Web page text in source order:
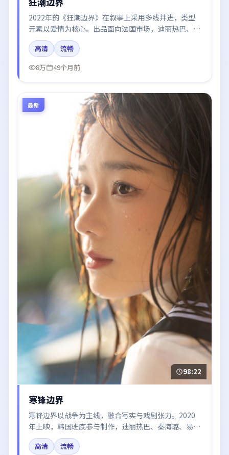
2022年的《狂潮边界》在叙事上采用多线并进，类型
元素以爱情为核心。出品面向法国市场，迪丽热巴、杨
幂、秦海璐所饰角色推动关键反转，结尾留白引发讨
论。
高清
流畅
8万
49个月前
最新
98:22
寒锋边界
寒锋边界以战争为主线，融合写实与戏剧张力。2020
年上映，韩国班底参与制作，迪丽热巴、秦海璐、易烊
千玺在片中呈现细腻表演，影像风格统一，配乐与剪辑
强化了情绪曲线。
高清
流畅